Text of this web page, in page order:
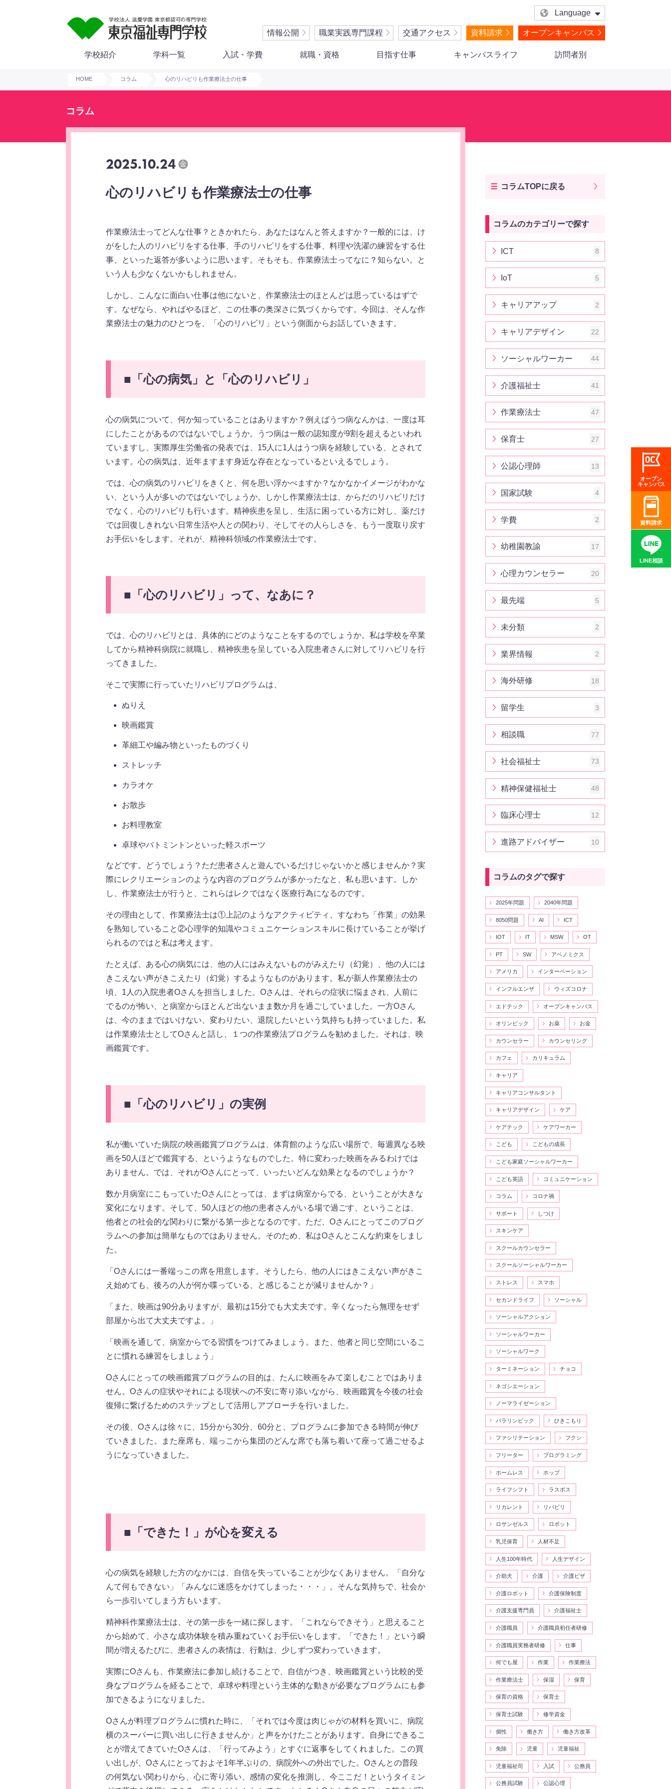
Language
情報公開 職業実践専門課程 交通アクセス 資料請求 オープンキャンパス
学校紹介 学科一覧 入試・学費 就職・資格 目指す仕事 キャンパスライフ 訪問者別
オープン
キャンパス
資料請求
LINE相談
HOME コラム 心のリハビリも作業療法士の仕事
コラム
2025.10.24 金
心のリハビリも作業療法士の仕事
作業療法士ってどんな仕事？ときかれたら、あなたはなんと答えますか？一般的には、け
がをした人のリハビリをする仕事、手のリハビリをする仕事、料理や洗濯の練習をする仕
事、といった返答が多いように思います。そもそも、作業療法士ってなに？知らない。と
いう人も少なくないかもしれません。
しかし、こんなに面白い仕事は他にないと、作業療法士のほとんどは思っているはずで
す。なぜなら、やればやるほど、この仕事の奥深さに気づくからです。今回は、そんな作
業療法士の魅力のひとつを、「心のリハビリ」という側面からお話していきます。
■ 「心の病気」と「心のリハビリ」
心の病気について、何か知っていることはありますか？例えばうつ病なんかは、一度は耳
にしたことがあるのではないでしょうか。うつ病は一般の認知度が9割を超えるといわれ
ていますし、実際厚生労働省の発表では、15人に1人はうつ病を経験している、とされて
います。心の病気は、近年ますます身近な存在となっているといえるでしょう。
では、心の病気のリハビリをきくと、何を思い浮かべますか？なかなかイメージがわかな
い、という人が多いのではないでしょうか。しかし作業療法士は、からだのリハビリだけ
でなく、心のリハビリも行います。精神疾患を呈し、生活に困っている方に対し、薬だけ
では回復しきれない日常生活や人との関わり、そしてその人らしさを、もう一度取り戻す
お手伝いをします。それが、精神科領域の作業療法士です。
■ 「心のリハビリ」って、なあに？
では、心のリハビリとは、具体的にどのようなことをするのでしょうか。私は学校を卒業
してから精神科病院に就職し、精神疾患を呈している入院患者さんに対してリハビリを行
ってきました。
そこで実際に行っていたリハビリプログラムは、
ぬりえ
映画鑑賞
革細工や編み物といったものづくり
ストレッチ
カラオケ
お散歩
お料理教室
卓球やバトミントンといった軽スポーツ
などです。どうでしょう？ただ患者さんと遊んでいるだけじゃないかと感じませんか？実
際にレクリエーションのような内容のプログラムが多かったなと、私も思います。しか
し、作業療法士が行うと、これらはレクではなく医療行為になるのです。
その理由として、作業療法士は①上記のようなアクティビティ、すなわち「作業」の効果
を熟知していること②心理学的知識やコミュニケーションスキルに長けていることが挙げ
られるのではと私は考えます。
たとえば、ある心の病気には、他の人にはみえないものがみえたり（幻覚）、他の人には
きこえない声がきこえたり（幻覚）するようなものがあります。私が新人作業療法士の
頃、1人の入院患者Oさんを担当しました。Oさんは、それらの症状に悩まされ、人前に
でるのが怖い、と病室からほとんど出ないまま数か月を過ごしていました。一方Oさん
は、今のままではいけない、変わりたい、退院したいという気持ちも持っていました。私
は作業療法士としてOさんと話し、１つの作業療法プログラムを勧めました。それは、映
画鑑賞です。
■ 「心のリハビリ」の実例
私が働いていた病院の映画鑑賞プログラムは、体育館のような広い場所で、毎週異なる映
画を50人ほどで鑑賞する、というようなものでした。特に変わった映画をみるわけでは
ありません。では、それがOさんにとって、いったいどんな効果となるのでしょうか？
数か月病室にこもっていたOさんにとっては、まずは病室からでる、ということが大きな
変化になります。そして、50人ほどの他の患者さんがいる場で過ごす、ということは、
他者との社会的な関わりに繋がる第一歩となるのです。ただ、Oさんにとってこのプログ
ラムへの参加は簡単なものではありません。そのため、私はOさんとこんな約束をしまし
た。
「Oさんには一番端っこの席を用意します。そうしたら、他の人にはきこえない声がきこ
え始めても、後ろの人が何か喋っている、と感じることが減りませんか？」
「また、映画は90分ありますが、最初は15分でも大丈夫です。辛くなったら無理をせず
部屋から出て大丈夫ですよ。」
「映画を通して、病室からでる習慣をつけてみましょう。また、他者と同じ空間にいるこ
とに慣れる練習をしましょう」
Oさんにとっての映画鑑賞プログラムの目的は、たんに映画をみて楽しむことではありま
せん。Oさんの症状やそれによる現状への不安に寄り添いながら、映画鑑賞を今後の社会
復帰に繋げるためのステップとして活用しアプローチを行いました。
その後、Oさんは徐々に、15分から30分、60分と、プログラムに参加できる時間が伸び
ていきました。また座席も、端っこから集団のどんな席でも落ち着いて座って過ごせるよ
うになっていきました。
■ 「できた！」が心を変える
心の病気を経験した方のなかには、自信を失っていることが少なくありません。「自分な
んて何もできない」「みんなに迷惑をかけてしまった・・・」。そんな気持ちで、社会か
ら一歩引いてしまう方もいます。
精神科作業療法士は、その第一歩を一緒に探します。「これならできそう」と思えること
から始めて、小さな成功体験を積み重ねていくお手伝いをします。「できた！」という瞬
間が増えるたびに、患者さんの表情は、行動は、少しずつ変わっていきます。
実際にOさんも、作業療法に参加し続けることで、自信がつき、映画鑑賞という比較的受
身なプログラムを経ることで、卓球や料理という主体的な動きが必要なプログラムにも参
加できるようになりました。
Oさんが料理プログラムに慣れた時に、「それでは今度は肉じゃがの材料を買いに、病院
横のスーパーに買い出しに行きませんか」と声をかけたことがあります。自身にできるこ
とが増えてきていたOさんは、「行ってみよう」とすぐに返事をしてくれました。この買
い出しが、Oさんにとっておよそ1年半ぶりの、病院外への外出でした。Oさんとの普段
の何気ない関わりから、心に寄り添い、感情の変化を推測し、今ここだ！というタイミン
コラムTOPに戻る
コラムのカテゴリーで探す
ICT 8
IoT 5
キャリアアップ 2
キャリアデザイン 22
ソーシャルワーカー 44
介護福祉士 41
作業療法士 47
保育士 27
公認心理師 13
国家試験 4
学費 2
幼稚園教諭 17
心理カウンセラー 20
最先端 5
未分類 2
業界情報 2
海外研修 18
留学生 3
相談職 77
社会福祉士 73
精神保健福祉士 48
臨床心理士 12
進路アドバイザー 10
コラムのタグで探す
2025年問題 2040年問題
8050問題 AI ICT
IOT IT MSW OT
PT SW アベノミクス
アメリカ インターベーション
インフルエンザ ウィズコロナ
エドテック オープンキャンパス
オリンピック お薬 お金
カウンセラー カウンセリング
カフェ カリキュラム
キャリア
キャリアコンサルタント
キャリアデザイン ケア
ケアテック ケアワーカー
こども こどもの成長
こども家庭ソーシャルワーカー
こども英語 コミュニケーション
コラム コロナ禍
サポート しつけ
スキンケア
スクールカウンセラー
スクールソーシャルワーカー
ストレス スマホ
セカンドライフ ソーシャル
ソーシャルアクション
ソーシャルワーカー
ソーシャルワーク
ターミネーション チョコ
ネゴシエーション
ノーマライゼーション
パラリンピック ひきこもり
ファシリテーション フクシ
フリーター プログラミング
ホームレス ホップ
ライフシフト ラスボス
リカレント リバビリ
ロサンゼルス ロボット
乳児保育 人材不足
人生100年時代 人生デザイン
介助犬 介護 介護ビザ
介護ロボット 介護保険制度
介護支援専門員 介護福祉士
介護職員 介護職員初任者研修
介護職員実務者研修 仕事
何でも屋 作業 作業療法
作業療法士 保湿 保育
保育の資格 保育士
保育士試験 修学資金
個性 働き方 働き方改革
免除 児童 児童福祉
児童福祉司 入試 公務員
公務員試験 公認心理